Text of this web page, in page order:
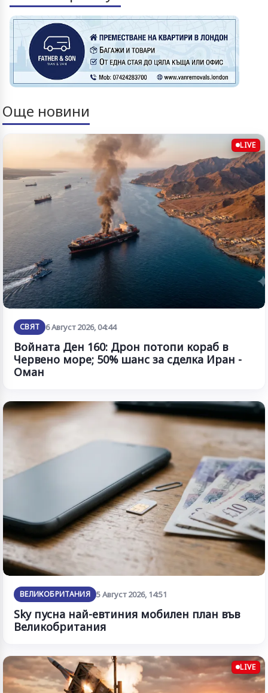
Още новини
LIVE
СВЯТ 6 Август 2026, 04:44
Войната Ден 160: Дрон потопи кораб в
Червено море; 50% шанс за сделка Иран -
Оман
ВЕЛИКОБРИТАНИЯ 5 Август 2026, 14:51
Sky пусна най-евтиния мобилен план във
Великобритания
LIVE